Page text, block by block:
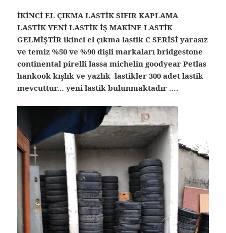
İKİNCİ EL ÇIKMA LASTİK SIFIR KAPLAMA
LASTİK YENİ LASTİK İŞ MAKİNE LASTİK
GELMİŞTİR ikinci el çıkma lastik C SERİSİ yarasız
ve temiz %50 ve %90 dişli markaları bridgestone
continental pirelli lassa michelin goodyear Petlas
hankook kışlık ve yazlık lastikler 300 adet lastik
mevcuttur… yeni lastik bulunmaktadır ….